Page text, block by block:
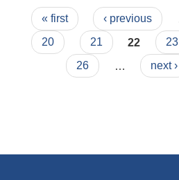
Pages
« first ‹ previous
20
21 22 23
26
next ›